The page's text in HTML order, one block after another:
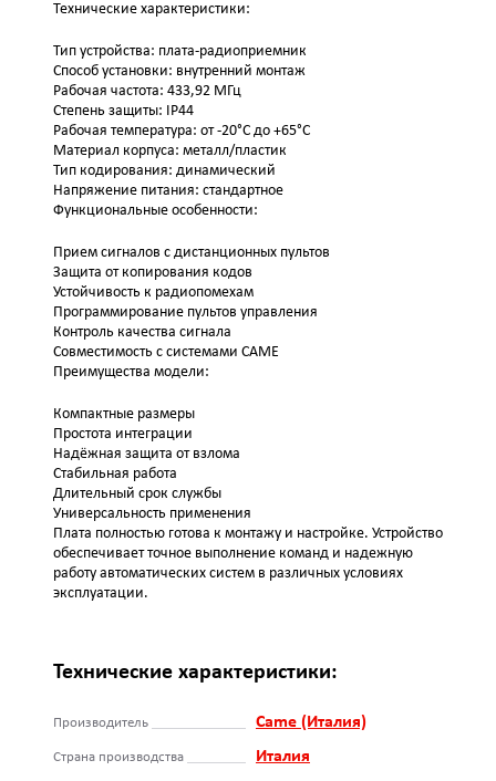
Технические характеристики:
Тип устройства: плата-радиоприемник
Способ установки: внутренний монтаж
Рабочая частота: 433,92 МГц
Степень защиты: IP44
Рабочая температура: от -20°C до +65°C
Материал корпуса: металл/пластик
Тип кодирования: динамический
Напряжение питания: стандартное
Функциональные особенности:
Прием сигналов с дистанционных пультов
Защита от копирования кодов
Устойчивость к радиопомехам
Программирование пультов управления
Контроль качества сигнала
Совместимость с системами CAME
Преимущества модели:
Компактные размеры
Простота интеграции
Надёжная защита от взлома
Стабильная работа
Длительный срок службы
Универсальность применения
Плата полностью готова к монтажу и настройке. Устройство
обеспечивает точное выполнение команд и надежную
работу автоматических систем в различных условиях
эксплуатации.
Технические характеристики:
Производитель Came (Италия)
Страна производства Италия